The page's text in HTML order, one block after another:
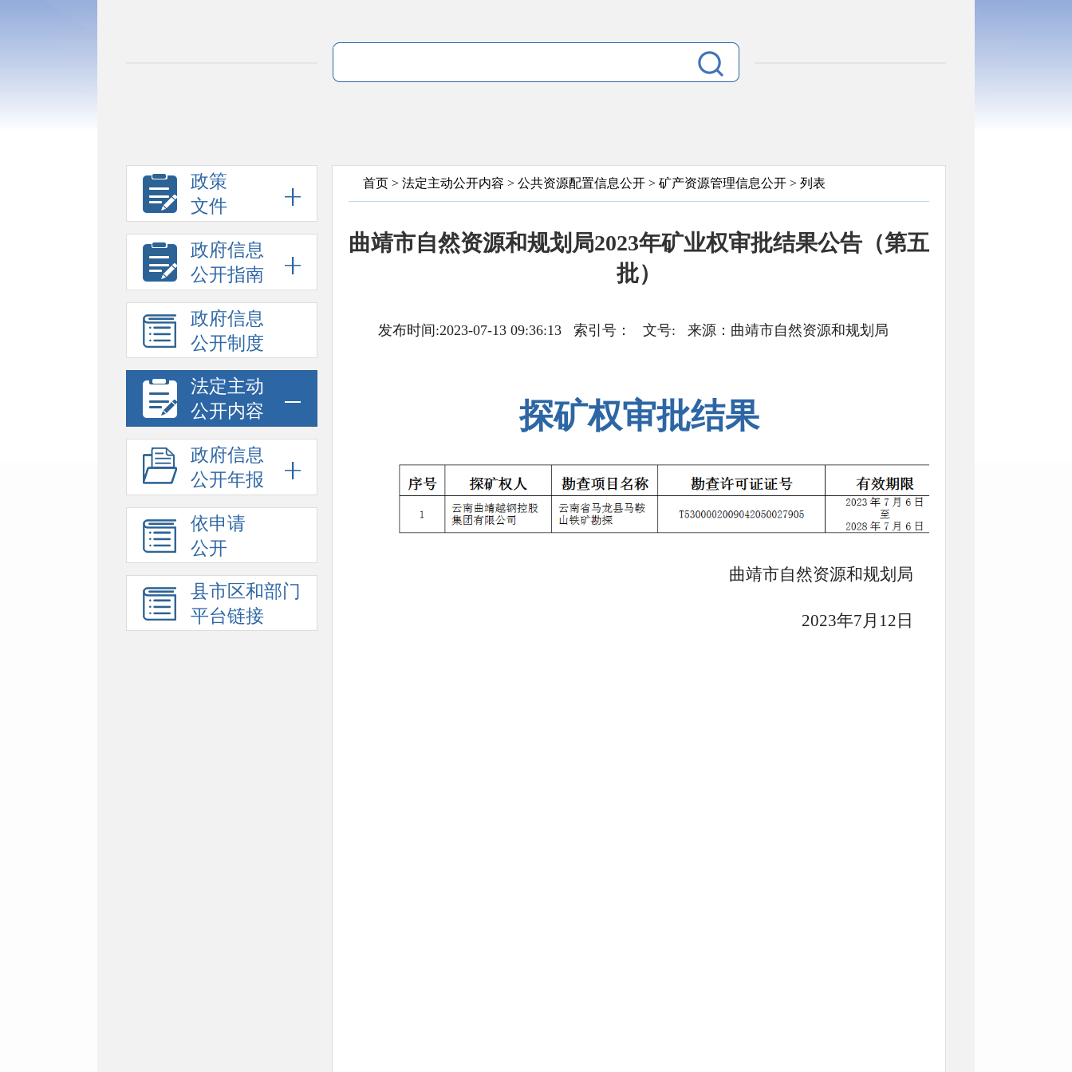
政策
文件
政府信息
公开指南
政府信息
公开制度
法定主动
公开内容
政府信息
公开年报
依申请
公开
县市区和部门
平台链接
首页 > 法定主动公开内容 > 公共资源配置信息公开 > 矿产资源管理信息公开 > 列表
曲靖市自然资源和规划局2023年矿业权审批结果公告（第五
批）
发布时间:2023-07-13 09:36:13 索引号： 文号: 来源：曲靖市自然资源和规划局
探矿权审批结果
曲靖市自然资源和规划局
2023年7月12日